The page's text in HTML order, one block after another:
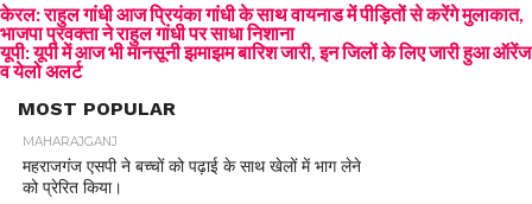
केरल: राहुल गांधी आज प्रियंका गांधी के साथ वायनाड में पीड़ितों से करेंगे मुलाकात,
भाजपा प्रवक्ता ने राहुल गांधी पर साधा निशाना
यूपी: यूपी में आज भी मानसूनी झमाझम बारिश जारी, इन जिलों के लिए जारी हुआ ऑरेंज
व येलो अलर्ट
MOST POPULAR
MAHARAJGANJ
महराजगंज एसपी ने बच्चों को पढ़ाई के साथ खेलों में भाग लेने
को प्रेरित किया।